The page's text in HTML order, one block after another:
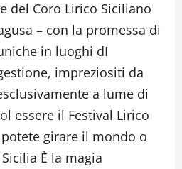
del Coro Lirico Siciliano
– con la promessa di
in luoghi dI
impreziositi da
a lume di
essere il Festival Lirico
girare il mondo o
È la magia